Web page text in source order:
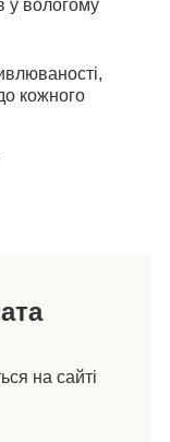
у вологому
кожного
на сайті